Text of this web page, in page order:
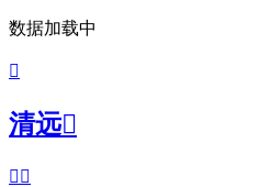
数据加载中

清远
 